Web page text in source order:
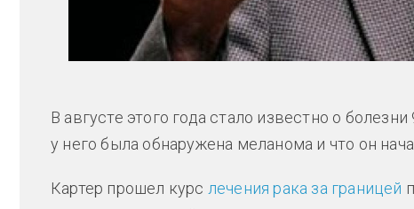
В августе этого года стало известно о
у него была обнаружена меланома и что он
Картер прошел курс лечения рака за границей